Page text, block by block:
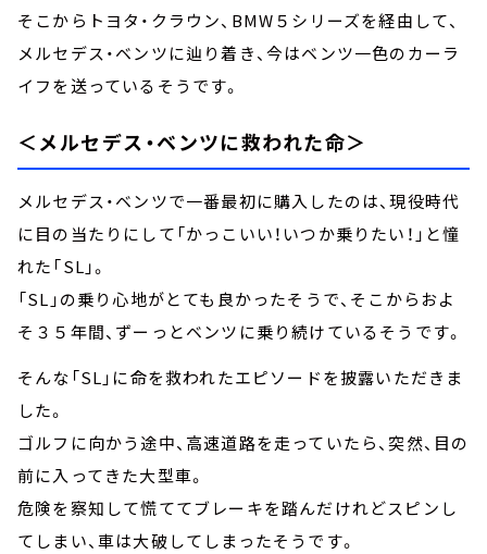
そこからトヨタ・クラウン、BMW５シリーズを経由して、
メルセデス・ベンツに辿り着き、今はベンツ一色のカーラ
イフを送っているそうです。
＜メルセデス・ベンツに救われた命＞
メルセデス・ベンツで一番最初に購入したのは、現役時代
に目の当たりにして「かっこいい！いつか乗りたい！」と憧
れた「SL」。
「SL」の乗り心地がとても良かったそうで、そこからおよ
そ３５年間、ずーっとベンツに乗り続けているそうです。
そんな「SL」に命を救われたエピソードを披露いただきま
した。
ゴルフに向かう途中、高速道路を走っていたら、突然、目の
前に入ってきた大型車。
危険を察知して慌ててブレーキを踏んだけれどスピンし
てしまい、車は大破してしまったそうです。